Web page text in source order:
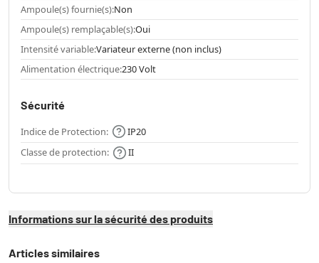
Ampoule(s) fournie(s):Non
Ampoule(s) remplaçable(s):Oui
Intensité variable:Variateur externe (non inclus)
Alimentation électrique:230 Volt
Sécurité
Indice de Protection:
IP20
Classe de protection:
II
Informations sur la sécurité des produits
Articles similaires